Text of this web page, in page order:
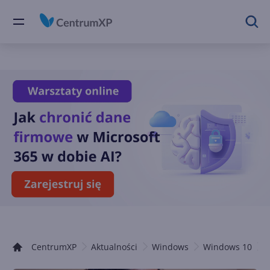
CentrumXP Aktualności Windows Windows 10